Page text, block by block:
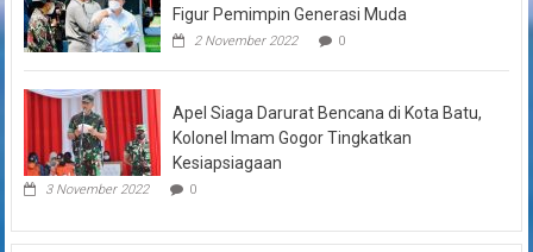
Figur Pemimpin Generasi Muda
2 November 2022 0
Apel Siaga Darurat Bencana di Kota Batu,
Kolonel Imam Gogor Tingkatkan
Kesiapsiagaan
3 November 2022 0